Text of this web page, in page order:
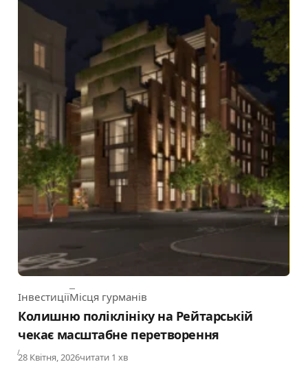
Category
ІнвестиціїМісця гурманів
Колишню поліклініку на Рейтарській
чекає масштабне перетворення
Published
28 Квітня, 2026читати 1 хв